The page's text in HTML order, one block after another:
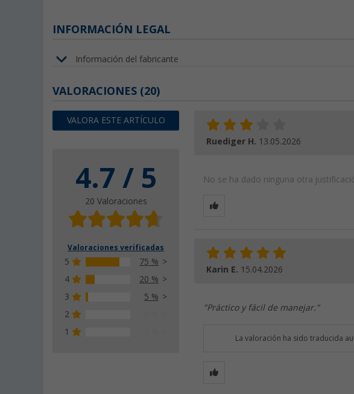
INFORMACIÓN LEGAL
Información del fabricante
VALORACIONES (20)
VALORA ESTE ARTÍCULO
4.7 / 5
20 Valoraciones
Valoraciones verificadas
5
75 %
4
20 %
3
5 %
2
1
Ruediger H. 13.05.2026
No se ha dado ninguna otra
Karin E. 15.04.2026
"Práctico y fácil de manejar."
La valoración ha sido traducida